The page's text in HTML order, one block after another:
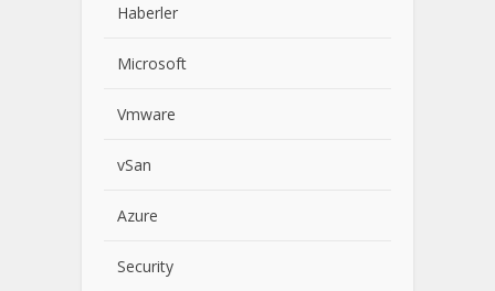
Haberler
Microsoft
Vmware
vSan
Azure
Security